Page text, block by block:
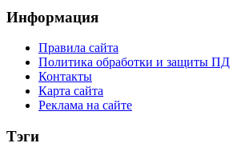
Информация
Правила сайта
Политика обработки и защиты ПД
Контакты
Карта сайта
Реклама на сайте
Тэги